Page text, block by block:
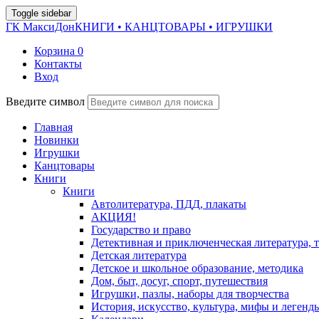
Toggle sidebar
ГК МаксиДонКНИГИ • КАНЦТОВАРЫ • ИГРУШКИ
Корзина 0
Контакты
Вход
Введите символ
Главная
Новинки
Игрушки
Канцтовары
Книги
Книги
Автолитература, ПДД, плакаты
АКЦИЯ!
Государство и право
Детективная и приключенческая литература,
Детская литература
Детское и школьное образование, методика
Дом, быт, досуг, спорт, путешествия
Игрушки, пазлы, наборы для творчества
История, искусство, культура, мифы и